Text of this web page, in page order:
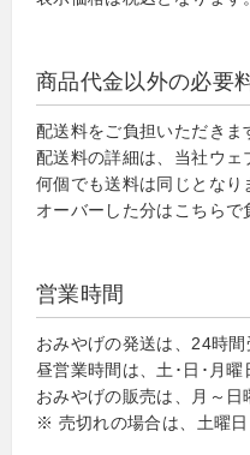
商品代金以外の必要
配送料をご負担いただきま
配送料の詳細は、当社ウ
何個でも送料は同じとなり
オーバーした分はこちらで
営業時間
おみやげの発送は、24時
昼営業時間は、土･日･月
おみやげの販売は、月～
※ 売切れの場合は、土曜